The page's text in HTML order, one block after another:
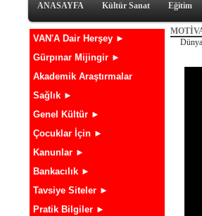
ANASAYFA Kültür Sanat Eğitim
VAN'A Dair Herşey ►
Gürpınar Mijingir ►
Akademik Araştırmalar
Sağlık ►
Genel Kültür ►
Çocuklar İçin ►
Kanunlar ►
Bankacılık ►
Tavsiye Siteler ►
Pratik Bilgiler ►